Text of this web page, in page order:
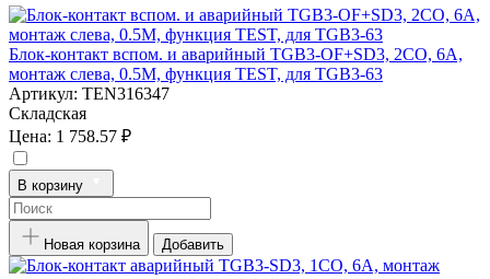
Блок-контакт вспом. и аварийный TGB3-OF+SD3, 2CO, 6A,
монтаж слева, 0.5M, функция TEST, для TGB3-63
Артикул: TEN316347
Складская
Цена: 1 758.57 ₽
В корзину
Новая корзина Добавить